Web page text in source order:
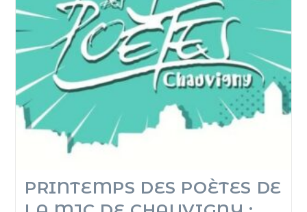
PRINTEMPS DES POÈTES DE